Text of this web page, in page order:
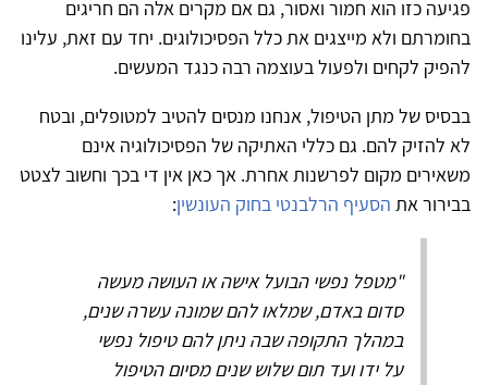
פגיעה כזו הוא חמור ואסור, גם אם מקרים אלה הם חריגים
בחומרתם ולא מייצגים את כלל הפסיכולוגים. יחד עם זאת, עלינו
להפיק לקחים ולפעול בעוצמה רבה כנגד המעשים.
בבסיס של מתן הטיפול, אנחנו מנסים להטיב למטופלים, ובטח
לא להזיק להם. גם כללי האתיקה של הפסיכולוגיה אינם
משאירים מקום לפרשנות אחרת. אך כאן אין די בכך וחשוב לצטט
בבירור את הסעיף הרלבנטי בחוק העונשין:
"מטפל נפשי הבועל אישה או העושה מעשה
סדום באדם, שמלאו להם שמונה עשרה שנים,
במהלך התקופה שבה ניתן להם טיפול נפשי
על ידו ועד תום שלוש שנים מסיום הטיפול